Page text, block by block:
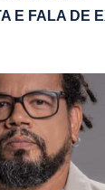
E FALA DE